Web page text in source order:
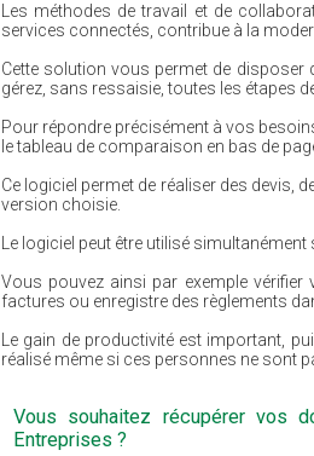
Les méthodes de travail et de
services connectés, contribue à la
Cette solution vous permet de disposer
gérez, sans ressaisie, toutes les étapes
Pour répondre précisément à vos
le tableau de comparaison en bas de
Ce logiciel permet de réaliser des devis,
version choisie.
Le logiciel peut être utilisé
Vous pouvez ainsi par exemple
factures ou enregistre des règlements
Le gain de productivité est important,
réalisé même si ces personnes ne sont
Vous souhaitez récupérer vos
Entreprises ?